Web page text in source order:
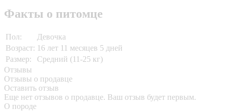
Факты о питомце
Пол:
Девочка
Возраст: 16 лет 11 месяцев 5 дней
Размер:
Средний (11-25 кг)
Отзывы
Отзывы о продавце
Оставить отзыв
Еще нет отзывов о продавце. Ваш отзыв будет первым.
О породе